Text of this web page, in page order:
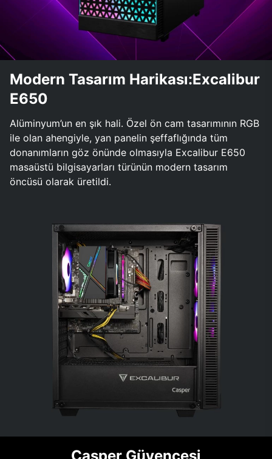
Modern Tasarım Harikası:Excalibur
E650
Alüminyum’un en şık hali. Özel ön cam tasarımının RGB
ile olan ahengiyle, yan panelin şeffaflığında tüm
donanımların göz önünde olmasıyla Excalibur E650
masaüstü bilgisayarları türünün modern tasarım
öncüsü olarak üretildi.